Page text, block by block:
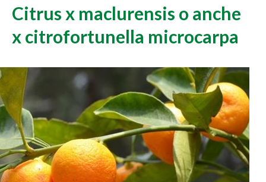
Citrus x maclurensis o anche
x citrofortunella microcarpa